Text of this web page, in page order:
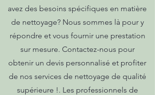
avez des besoins spécifiques en matière
de nettoyage? Nous sommes là pour y
répondre et vous fournir une prestation
sur mesure. Contactez-nous pour
obtenir un devis personnalisé et profiter
de nos services de nettoyage de qualité
supérieure !. Les professionnels de